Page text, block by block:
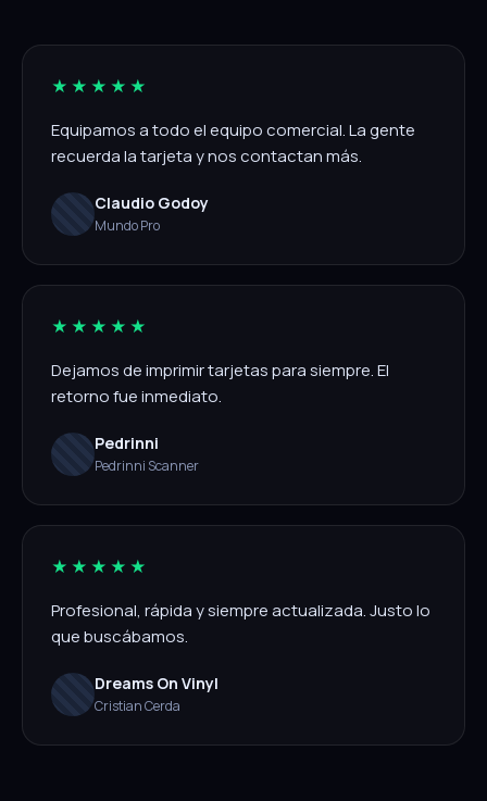
★★★★★
Equipamos a todo el equipo comercial. La gente
recuerda la tarjeta y nos contactan más.
Claudio Godoy
Mundo Pro
★★★★★
Dejamos de imprimir tarjetas para siempre. El
retorno fue inmediato.
Pedrinni
Pedrinni Scanner
★★★★★
Profesional, rápida y siempre actualizada. Justo lo
que buscábamos.
Dreams On Vinyl
Cristian Cerda